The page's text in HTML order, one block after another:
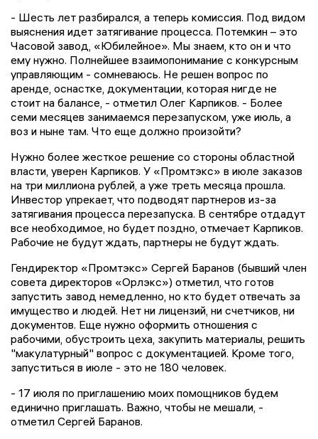
- Шесть лет разбирался, а теперь комиссия. Под видом
выяснения идет затягивание процесса. Потемкин – это
Часовой завод, «Юбилейное». Мы знаем, кто он и что
ему нужно. Полнейшее взаимопонимание с конкурсным
управляющим - сомневаюсь. Не решен вопрос по
аренде, оснастке, документации, которая нигде не
стоит на балансе, - отметил Олег Карпиков. - Более
семи месяцев занимаемся перезапуском, уже июль, а
воз и ныне там. Что еще должно произойти?
Нужно более жесткое решение со стороны областной
власти, уверен Карпиков. У «Промтэкс» в июле заказов
на три миллиона рублей, а уже треть месяца прошла.
Инвестор упрекает, что подводят партнеров из-за
затягивания процесса перезапуска. В сентябре отдадут
все необходимое, но будет поздно, отмечает Карпиков.
Рабочие не будут ждать, партнеры не будут ждать.
Гендиректор «Промтэкс» Сергей Баранов (бывший член
совета директоров «Орлэкс») отметил, что готов
запустить завод немедленно, но кто будет отвечать за
имущество и людей. Нет ни лицензий, ни счетчиков, ни
документов. Еще нужно оформить отношения с
рабочими, обустроить цеха, закупить материалы, решить
"макулатурный" вопрос с документацией. Кроме того,
запуститься в июле - это не 180 человек.
- 17 июля по приглашению моих помощников будем
единично приглашать. Важно, чтобы не мешали, -
отметил Сергей Баранов.